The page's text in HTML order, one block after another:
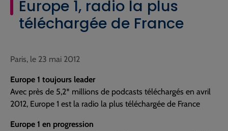
Europe 1, radio la plus
téléchargée de France
Paris, le 23 mai 2012
Europe 1 toujours leader
Avec près de 5,2* millions de podcasts téléchargés en avril
2012, Europe 1 est la radio la plus téléchargée de France
Europe 1 en progression